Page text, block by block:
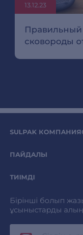
13.12.23
сковороды
SULPAK
ПАЙДАЛЫ
ТИІМДІ
Бірінші болып
ұсыныстарды